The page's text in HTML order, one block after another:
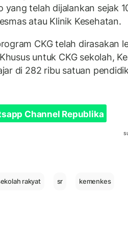
yang telah dijalankan sejak
atau Klinik Kesehatan.
CKG telah dirasakan
untuk CKG sekolah,
di 282 ribu satuan
Channel Republika
rakyat sr kemenkes